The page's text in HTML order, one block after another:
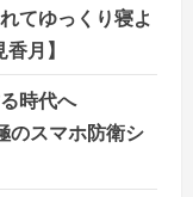
てゆっくり寝よ
月】
時代へ
のスマホ防衛シ